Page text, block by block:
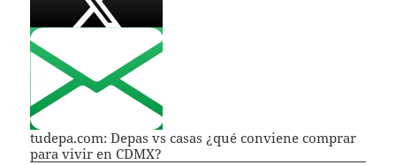
tudepa.com: Depas vs casas ¿qué conviene comprar
para vivir en CDMX?